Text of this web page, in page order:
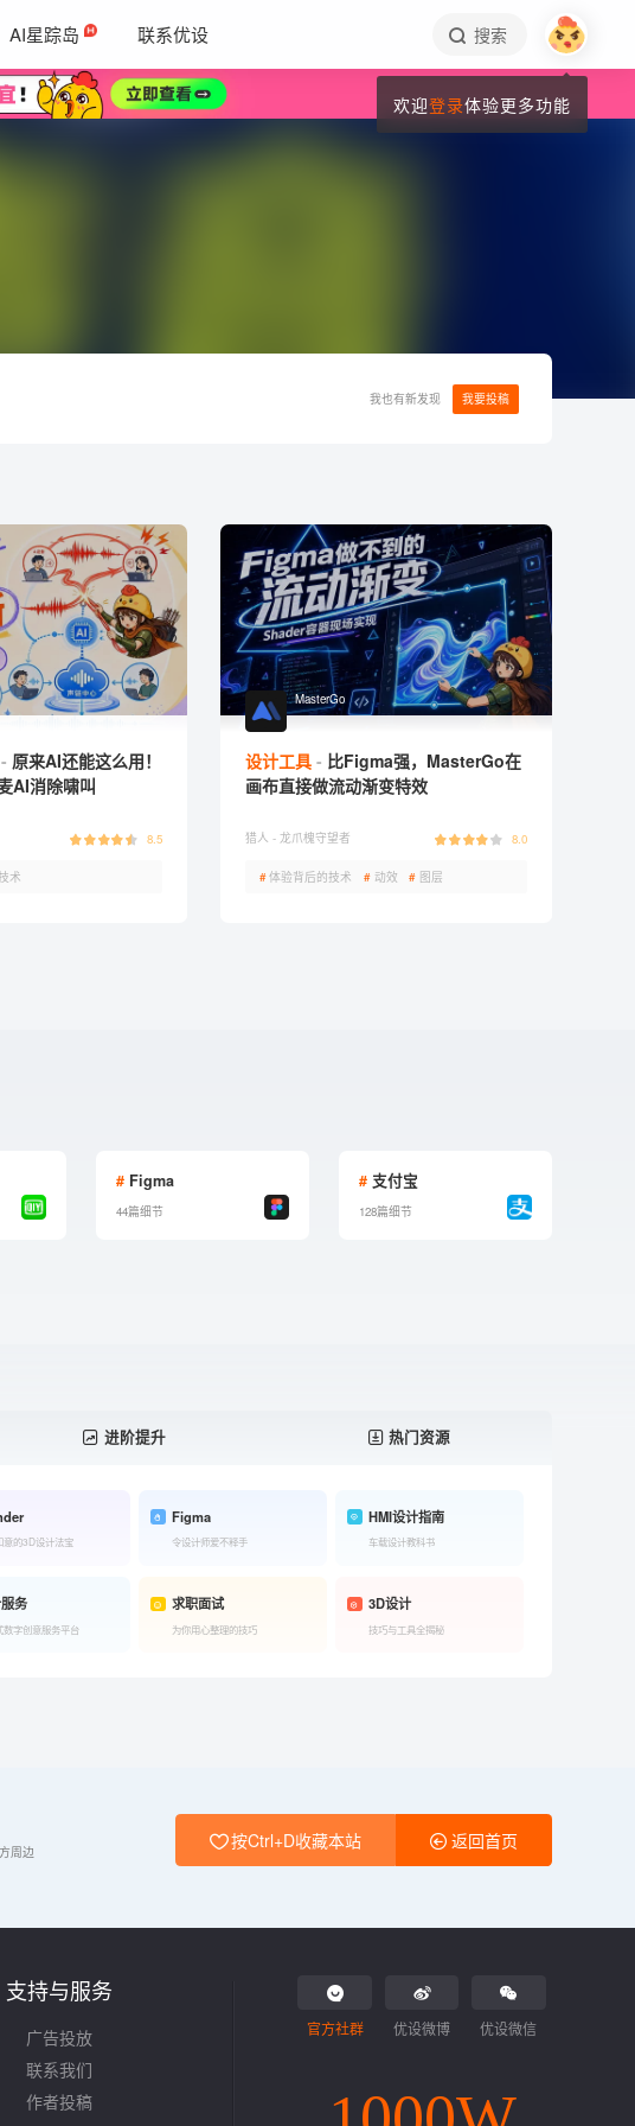
AI星踪岛 联系优设 搜索
我也有新发现 我要投稿
原来AI还能这么用！
AI消除啸叫
8.5
术
MasterGo
设计工具
比Figma强，MasterGo在
画布直接做流动渐变特效
猎人 - 龙爪槐守望者 8.0
# 体验背后的技术 # 动效 # 图层
# Figma
44篇细节
# 支付宝
128篇细节
进阶提升 热门资源
意的3D设计法宝
Figma
令设计师爱不释手
HMI设计指南
车载设计教科书
务
数字创意服务平台
求职面试
为你用心整理的技巧
3D设计
技巧与工具全揭秘
按Ctrl+D收藏本站 返回首页
周边
支持与服务
广告投放
联系我们
作者投稿
官方社群 优设微博 优设微信
欢迎登录体验更多功能